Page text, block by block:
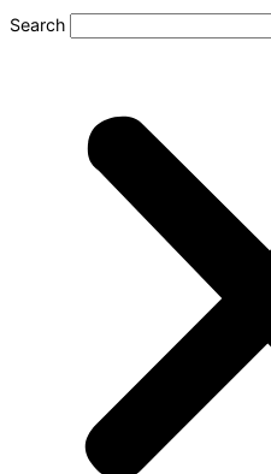
Search